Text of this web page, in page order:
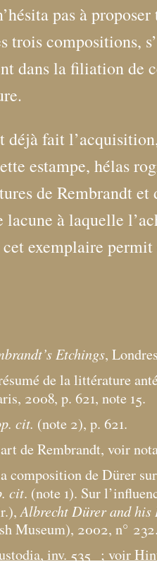
pas à
trois compositions,
dans la filiation de
fait
estampe, hélas
de Rembrandt et
lacune à laquelle
exemplaire
Etchings,
de la littérature
2008, p. 621, note 15.
cit. (note 2), p. 621.
de Rembrandt, voir
composition de Dürer
cit. (note 1). Sur
Albrecht Dürer and his
Museum), 2002, n°
inv. 535 ; voir